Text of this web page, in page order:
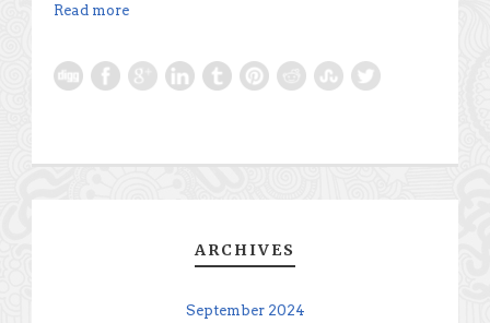
Read more
ARCHIVES
September 2024